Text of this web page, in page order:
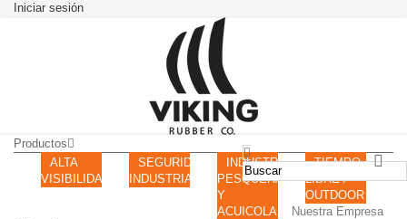
Iniciar sesión
Productos
ALTA
VISIBILIDAD
SEGURIDAD
INDUSTRIAL
INDUSTRIA
PESQUERA
Y
ACUICOLA
TIEMPO
LIBRE /
OUTDOOR
Nuestra Empresa